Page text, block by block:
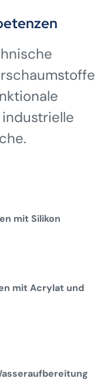
mit Silikon
mit Acrylat und